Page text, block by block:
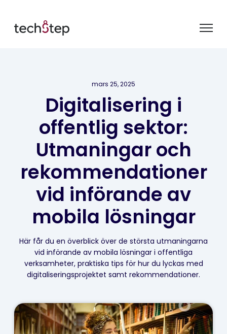
mars 25, 2025
Digitalisering i
offentlig sektor:
Utmaningar och
rekommendationer
vid införande av
mobila lösningar
Här får du en överblick över de största utmaningarna
vid införande av mobila lösningar i offentliga
verksamheter, praktiska tips för hur du lyckas med
digitaliseringsprojektet samt rekommendationer.